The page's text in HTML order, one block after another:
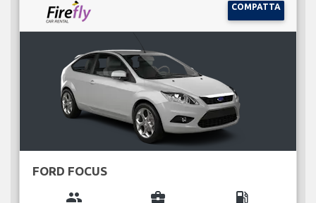
COMPATTA
FORD FOCUS
group business_center local_gas_station